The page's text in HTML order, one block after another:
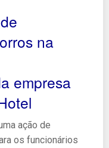
na
empresa
ação de
os funcionários